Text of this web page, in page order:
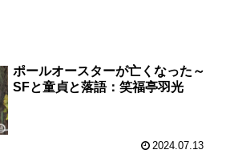
ポールオースターが亡くなった～
SFと童貞と落語：笑福亭羽光
2024.07.13